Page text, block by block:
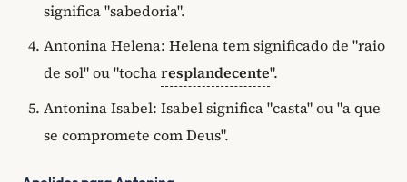
significa "sabedoria".
Antonina Helena: Helena tem significado de "raio
de sol" ou "tocharesplandecente".
Antonina Isabel: Isabel significa "casta" ou "a que
se compromete com Deus".